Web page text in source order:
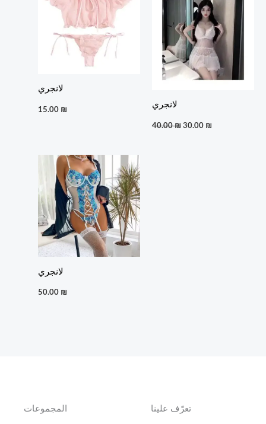
لانجري
15.00 ₪
لانجري
40.00₪
40.00 ₪.
30.00 ₪
30.00 ₪.
لانجري
50.00 ₪
المجموعات تعرّف علينا